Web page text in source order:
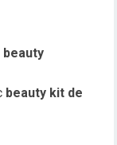
beauty
beauty kit de